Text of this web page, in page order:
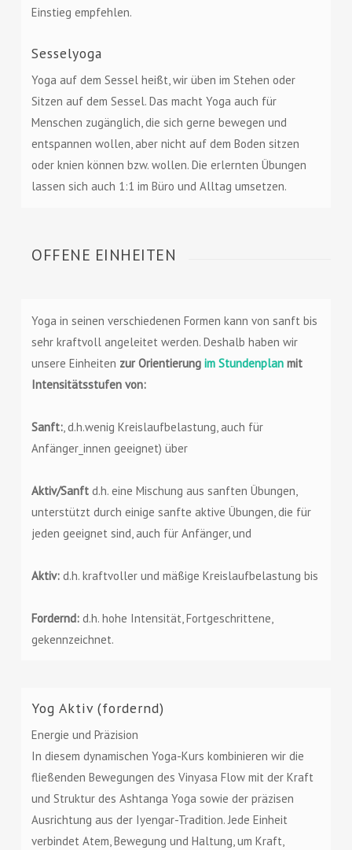
Einstieg empfehlen.
Sesselyoga
Yoga auf dem Sessel heißt, wir üben im Stehen oder
Sitzen auf dem Sessel. Das macht Yoga auch für
Menschen zugänglich, die sich gerne bewegen und
entspannen wollen, aber nicht auf dem Boden sitzen
oder knien können bzw. wollen. Die erlernten Übungen
lassen sich auch 1:1 im Büro und Alltag umsetzen.
OFFENE EINHEITEN
Yoga in seinen verschiedenen Formen kann von sanft bis
sehr kraftvoll angeleitet werden. Deshalb haben wir
unsere Einheiten zur Orientierung im Stundenplan mit
Intensitätsstufen von:
Sanft: , d.h.wenig Kreislaufbelastung, auch für
Anfänger_innen geeignet) über
Aktiv/Sanft d.h. eine Mischung aus sanften Übungen,
unterstützt durch einige sanfte aktive Übungen, die für
jeden geeignet sind, auch für Anfänger, und
Aktiv: d.h. kraftvoller und mäßige Kreislaufbelastung bis
Fordernd: d.h. hohe Intensität, Fortgeschrittene,
gekennzeichnet.
Yog Aktiv (fordernd)
Energie und Präzision
In diesem dynamischen Yoga-Kurs kombinieren wir die
fließenden Bewegungen des Vinyasa Flow mit der Kraft
und Struktur des Ashtanga Yoga sowie der präzisen
Ausrichtung aus der Iyengar-Tradition. Jede Einheit
verbindet Atem, Bewegung und Haltung, um Kraft,